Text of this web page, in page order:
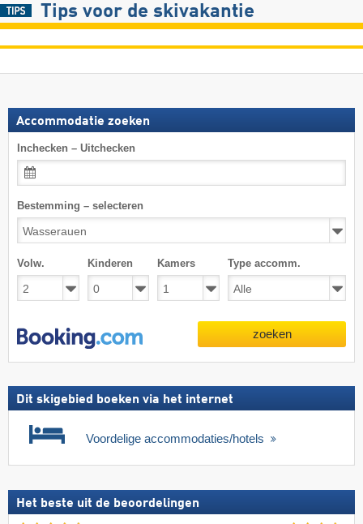
Tips voor de skivakantie
Accommodatie zoeken
Inchecken – Uitchecken
Bestemming – selecteren
Volw. Kinderen Kamers Type accomm.
zoeken
Dit skigebied boeken via het internet
Voordelige accommodaties/hotels
Het beste uit de beoordelingen